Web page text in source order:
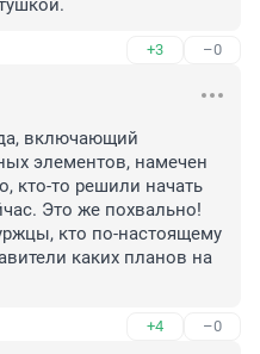
+3 –0
включающий
элементов, намечен
кто-то решили начать
Это же похвально!
кто по-настоящему
каких планов на
+4 –0